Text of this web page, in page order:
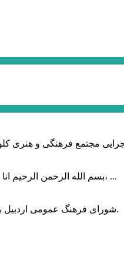
بسم الله الرحمن الرحیم انا لله و انا الیه راجعون با نهایت تاثر و تاسف باخبر شدیم هنرمند برجسته ایران و فرزند اردبیل، ...
شورای فرهنگ عمومی اردبیل با توجه به ترکیب اعضا و رویکرد عملیاتی، می‌تواند الگویی برای سایر استان‌های کشور باشد.